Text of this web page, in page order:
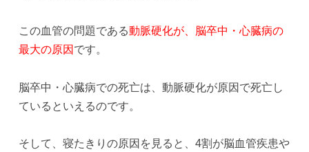
この血管の問題である動脈硬化が、脳卒中・心臓病の
最大の原因 です。
脳卒中・心臓病での死亡は、動脈硬化が原因で死亡し
ているといえるのです。
そして、寝たきりの原因を見ると、4割が脳血管疾患や